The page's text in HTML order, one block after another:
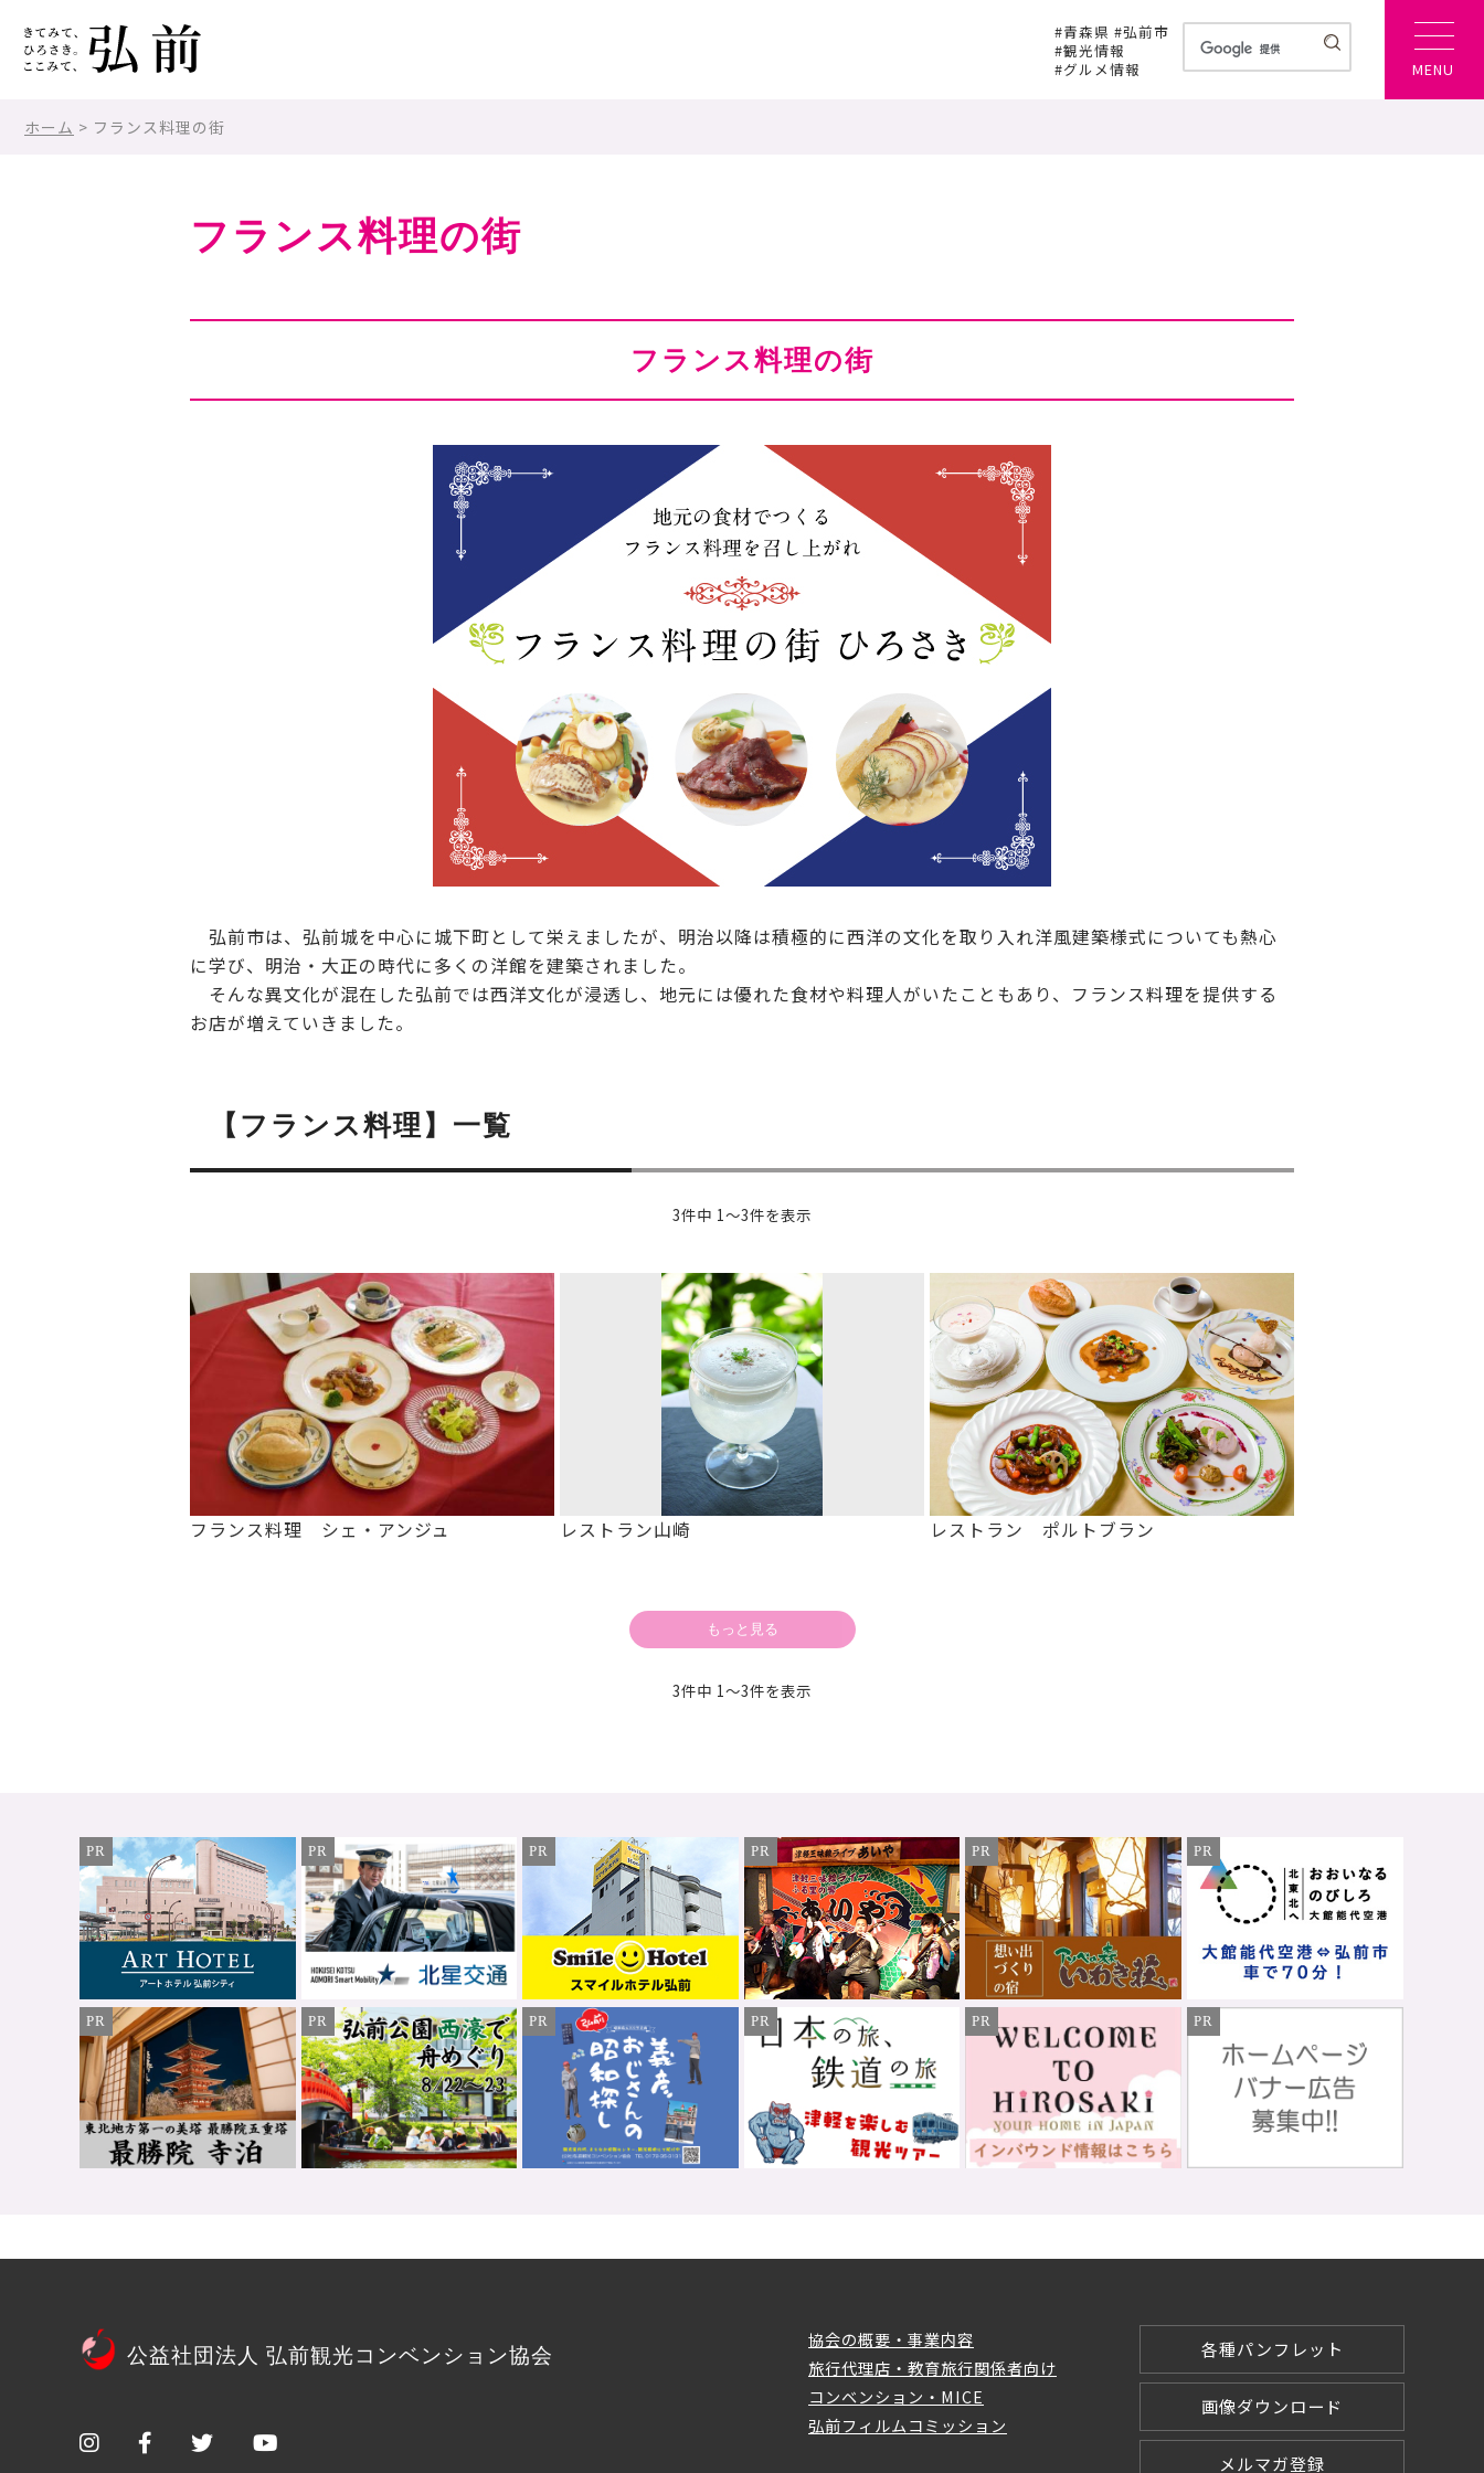
MENU
#青森県 #弘前市
#観光情報
#グルメ情報
ホーム > フランス料理の街
フランス料理の街
フランス料理の街
弘前市は、弘前城を中心に城下町として栄えましたが、明治以降は積極的に西洋の文化を取り入れ洋風建築様式についても熱心
に学び、明治・大正の時代に多くの洋館を建築されました。
そんな異文化が混在した弘前では西洋文化が浸透し、地元には優れた食材や料理人がいたこともあり、フランス料理を提供する
お店が増えていきました。
【フランス料理】一覧
3件中 1～3件を表示
フランス料理 シェ・アンジュ レストラン山崎 レストラン ポルトブラン
3件中 1～3件を表示
PR PR PR PR PR PR
PR PR PR PR PR PR
公益社団法人 弘前観光コンベンション協会
協会の概要・事業内容
旅行代理店・教育旅行関係者向け
コンベンション・MICE
弘前フィルムコミッション
各種パンフレット
画像ダウンロード
メルマガ登録